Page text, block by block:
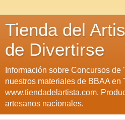
Tienda del
de Divertirse
Información sobre Concursos de
nuestros materiales de BBAA en
www.tiendadelartista.com.
artesanos nacionales.